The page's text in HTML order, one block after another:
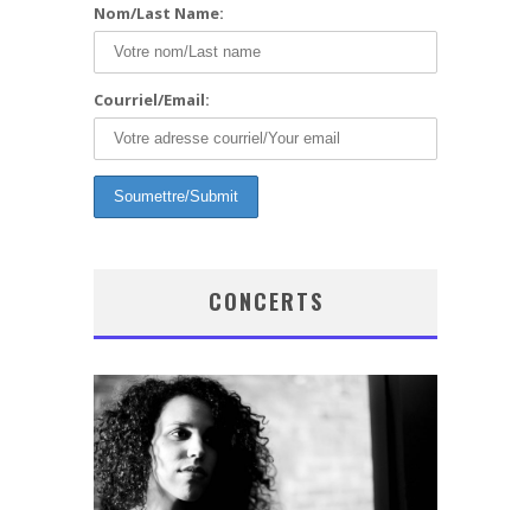
Nom/Last Name:
Courriel/Email:
CONCERTS